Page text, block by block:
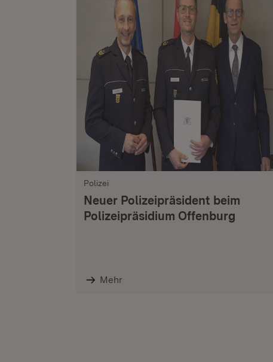
Polizei
Neuer Polizeipräsident beim
Polizeipräsidium Offenburg
Mehr